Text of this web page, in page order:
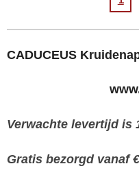
CADUCEUS
Verwachte levertijd is
Gratis bezorgd vanaf